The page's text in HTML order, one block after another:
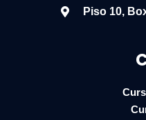
Piso 10,